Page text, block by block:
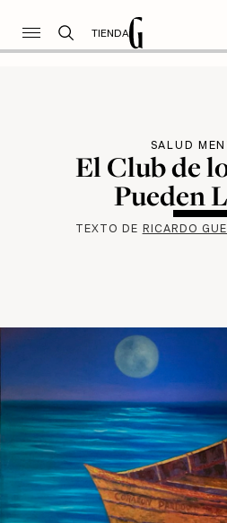
TIENDA
SALUD
El Club de
Pueden
TEXTO DE RICARDO